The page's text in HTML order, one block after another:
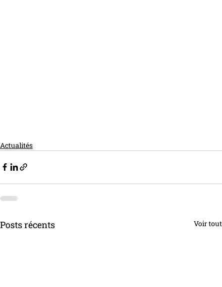
Actualités
Posts récents Voir tout